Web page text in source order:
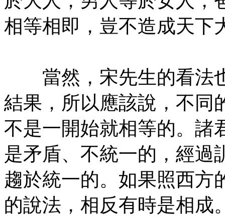
相等相即，豈不造成天下
當然，宋先生的看法
結果，所以應該說，不同
不是一開始就相等的。諸
是矛盾、不統一的，經過
趨於統一的。如果照西方
的說法，相反有時是相成